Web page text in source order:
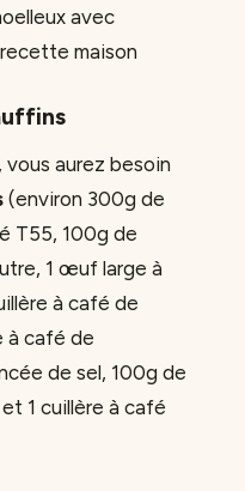
avec
maison
aurez besoin
(environ 300g de
T55, 100g de
1 œuf large à
à café de
à café de
de sel, 100g de
et 1 cuillère à café